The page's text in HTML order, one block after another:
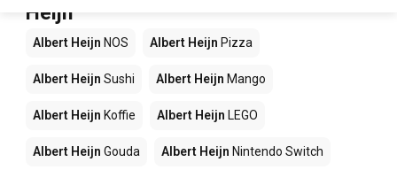
Heijn
Albert Heijn NOS Albert Heijn Pizza
Albert Heijn Sushi Albert Heijn Mango
Albert Heijn Koffie Albert Heijn LEGO
Albert Heijn Gouda Albert Heijn Nintendo Switch